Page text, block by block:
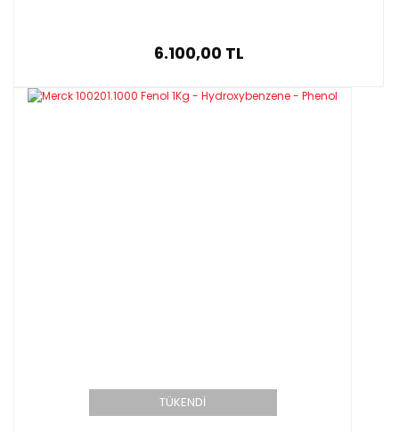
6.100,00 TL
TÜKENDİ